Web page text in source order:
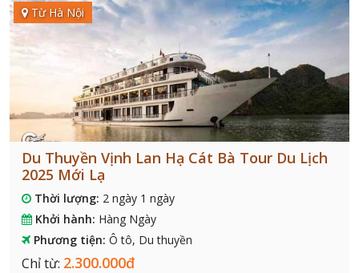
Từ Hà Nội
Du Thuyền Vịnh Lan Hạ Cát Bà Tour Du Lịch
2025 Mới Lạ
Thời lượng: 2 ngày 1 ngày
Khởi hành: Hàng Ngày
Phương tiện: Ô tô, Du thuyền
Chỉ từ: 2.300.000đ